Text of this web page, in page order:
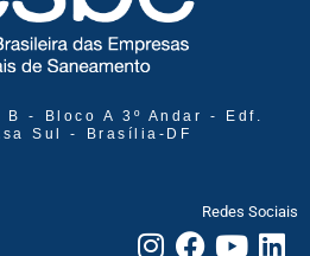
B - Bloco A 3º Andar - Edf.
Sul - Brasília-DF
Redes Sociais